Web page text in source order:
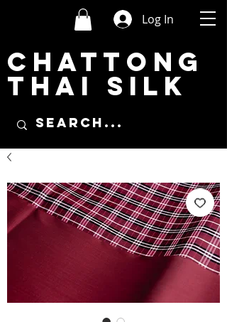
Log In
CHATTONG
THAI SILK